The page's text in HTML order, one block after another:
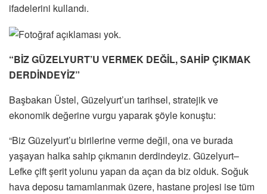
ifadelerini kullandı.
“BİZ GÜZELYURT’U VERMEK DEĞİL, SAHİP ÇIKMAK
DERDİNDEYİZ”
Başbakan Üstel, Güzelyurt’un tarihsel, stratejik ve
ekonomik değerine vurgu yaparak şöyle konuştu:
“Biz Güzelyurt’u birilerine verme değil, ona ve burada
yaşayan halka sahip çıkmanın derdindeyiz. Güzelyurt–
Lefke çift şerit yolunu yapan da açan da biz olduk. Soğuk
hava deposu tamamlanmak üzere, hastane projesi ise tüm